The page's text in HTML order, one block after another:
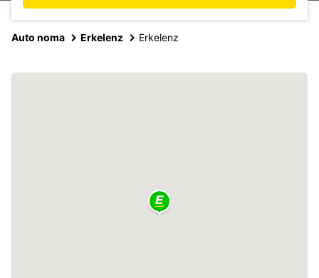
Auto noma Erkelenz Erkelenz